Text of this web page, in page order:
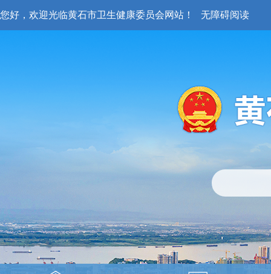
您好，欢迎光临黄石市卫生健康委员会网站！ 无障碍阅读